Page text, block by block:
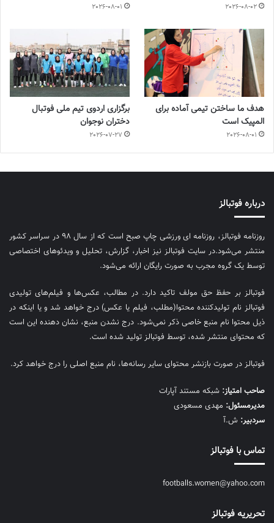
2026-08-02
2026-08-01
هدف ما ساختن تیمی آماده برای
المپیک است
2026-08-01
برگزاری اردوی تیم ملی فوتبال
دختران نوجوان
2026-07-27
درباره فوتبالز
روزنامه فوتبالز، روزنامه ای ورزشی چاپ صبح است که از سال ۹۸ در سراسر کشور
منتشر می‌شود.در سایت فوتبالز نیز اخبار، گزارش، تحلیل و ویدئوهای اختصاصی
توسط یک گروه مجرب به صورت رایگان ارائه می‌شود.
فوتبالز بر حفظ حق مولف تاکید دارد. در مطالب، عکس‌ها و فیلم‌های تولیدی
فوتبالز نام تولیدکننده محتوا(مطلب، فیلم یا عکس) درج خواهد شد و یا اینکه در
ذیل محتوا نام منبع خاصی ذکر نمی‌‎شود. درج نشدن منبع، نشان دهنده این است
که محتوای منتشر شده، توسط فوتبالز تولید شده است.
فوتبالز در صورت بازنشر محتوای سایر رسانه‌ها، نام منبع اصلی را درج خواهد کرد.
صاحب امتیاز: شبکه مستند آپارات
مديرمسئول: مهدی مسعودی
سردبیر: ش.آ
تماس با فوتبالز
footballs.women@yahoo.com
تحریریه فوتبالز